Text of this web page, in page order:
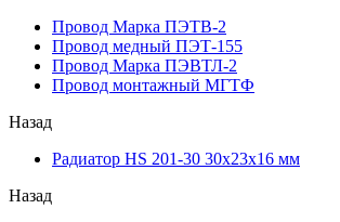
Провод Марка ПЭТВ-2
Провод медный ПЭТ-155
Провод Марка ПЭВТЛ-2
Провод монтажный МГТФ
Назад
Радиатор HS 201-30 30х23х16 мм
Назад